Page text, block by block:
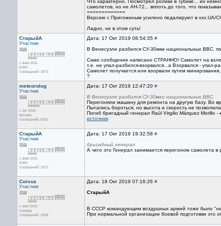
Что характерно. Посмотрел ролики в Тубике... их
самолетов, но не АН-72... вплоть до того, что
=============
Версию с Пригожиным усилено педалируют в ххх.UA/
Ладно, не в этом суть!
СтарыйА
Участник
с фев 2011
ЮФО
Сообщений: 1873
Дата: 17 Окт 2019 08:54:35 #
В Венесуэле разбился СУ-30мки национальных ВВС.
Само сообщение написано СТРАННО! Самолет на
т.е. не упал-разбился-взорвался...а Взорвался - упал-
Самолет получается или взорвали путем
?
meteorolog
Участник
с окт 2005
Москва
Сообщений: 6001
Дата: 17 Окт 2019 12:47:20 #
В Венесуэле разбился СУ-30мки национальных ВВС.
Перегоняли машину для ремонта на другую базу. Во
Пытались бороться, но высота и скорость не
Погиб бригадный генерал Raúl Virgilio Márquez Morillo
источник
СтарыйА
Участник
с фев 2011
ЮФО
Сообщений: 1873
Дата: 17 Окт 2019 19:32:58 #
бригадный генерал
А чего это Генерал занимается перегоном самолета в
Corvus
Участник
с мая 2003
Самара
Сообщений: 3258
Дата: 18 Окт 2019 07:16:26 #
СтарыйА
В СССР командующим воздушных армий тоже было "не
При нормальной организации боевой подготовки это